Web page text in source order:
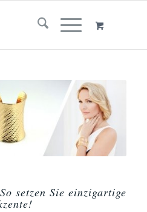
setzen Sie einzigartige